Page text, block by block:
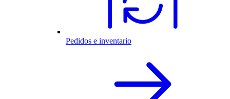
Pedidos e inventario